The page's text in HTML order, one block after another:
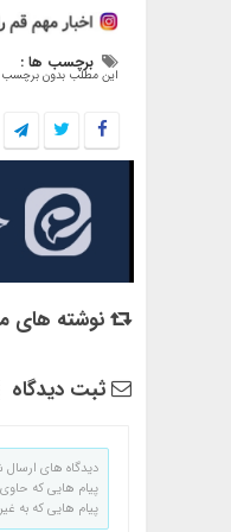
برچسب ها :
این مطلب بدون برچسب
نوشته های
ثبت دیدگاه
دیدگاه های
پیام هایی که
پیام هایی که به